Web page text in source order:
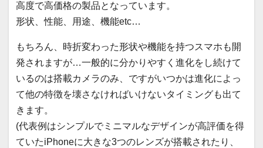
高度で高価格の製品となっています。
形状、性能、用途、機能etc…
もちろん、時折変わった形状や機能を持つスマホも開
発されますが…一般的に分かりやすく進化をし続けて
いるのは搭載カメラのみ、ですがいつかは進化によっ
て他の特徴を壊さなければいけないタイミングも出て
きます。
(代表例はシンプルでミニマルなデザインが高評価を得
ていたiPhoneに大きな3つのレンズが搭載されたり、